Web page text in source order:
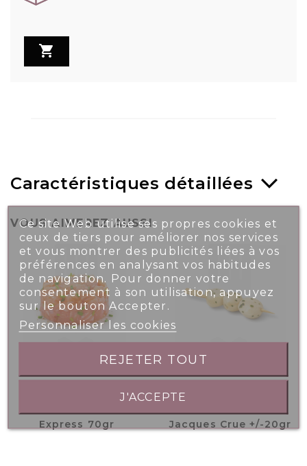

Caractéristiques détaillées
VOUS AIMEREZ AUSSI
Express 70gr
Jacques Crue +/-20gr
Ce site Web utilise ses propres cookies et
ceux de tiers pour améliorer nos services
et vous montrer des publicités liées à vos
préférences en analysant vos habitudes
de navigation. Pour donner votre
consentement à son utilisation, appuyez
sur le bouton Accepter.
Personnaliser les cookies
REJETER TOUT
J'ACCEPTE